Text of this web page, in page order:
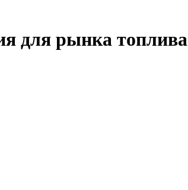
для рынка топлива